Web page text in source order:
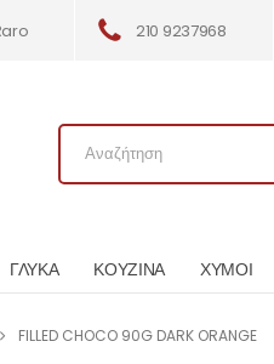
210 9237968
ΓΛΥΚΑ ΚΟΥΖΙΝΑ ΧΥΜΟΙ
FILLED CHOCO 90G DARK ORANGE